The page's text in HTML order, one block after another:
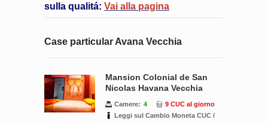
sulla qualitá: Vai alla pagina
Case particular Avana Vecchia
Mansion Colonial de San
Nicolas Havana Vecchia
Camere: 4
9 CUC al giorno
Leggi sul Cambio Moneta CUC /